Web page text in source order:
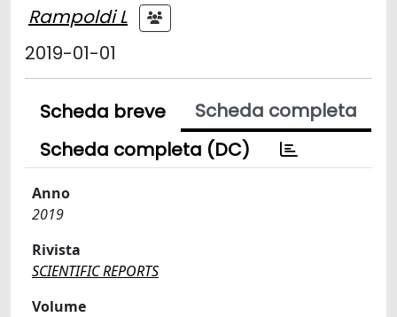
Rampoldi L
2019-01-01
Scheda breve
Scheda completa
Scheda completa (DC)
Anno
2019
Rivista
SCIENTIFIC REPORTS
Volume